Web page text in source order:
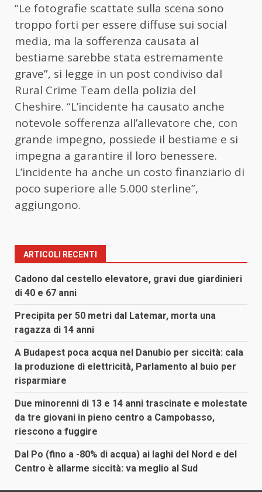
“Le fotografie scattate sulla scena sono
troppo forti per essere diffuse sui social
media, ma la sofferenza causata al
bestiame sarebbe stata estremamente
grave”, si legge in un post condiviso dal
Rural Crime Team della polizia del
Cheshire. “L’incidente ha causato anche
notevole sofferenza all’allevatore che, con
grande impegno, possiede il bestiame e si
impegna a garantire il loro benessere.
L’incidente ha anche un costo finanziario di
poco superiore alle 5.000 sterline”,
aggiungono.
ARTICOLI RECENTI
Cadono dal cestello elevatore, gravi due giardinieri
di 40 e 67 anni
Precipita per 50 metri dal Latemar, morta una
ragazza di 14 anni
A Budapest poca acqua nel Danubio per siccità: cala
la produzione di elettricità, Parlamento al buio per
risparmiare
Due minorenni di 13 e 14 anni trascinate e molestate
da tre giovani in pieno centro a Campobasso,
riescono a fuggire
Dal Po (fino a -80% di acqua) ai laghi del Nord e del
Centro è allarme siccità: va meglio al Sud